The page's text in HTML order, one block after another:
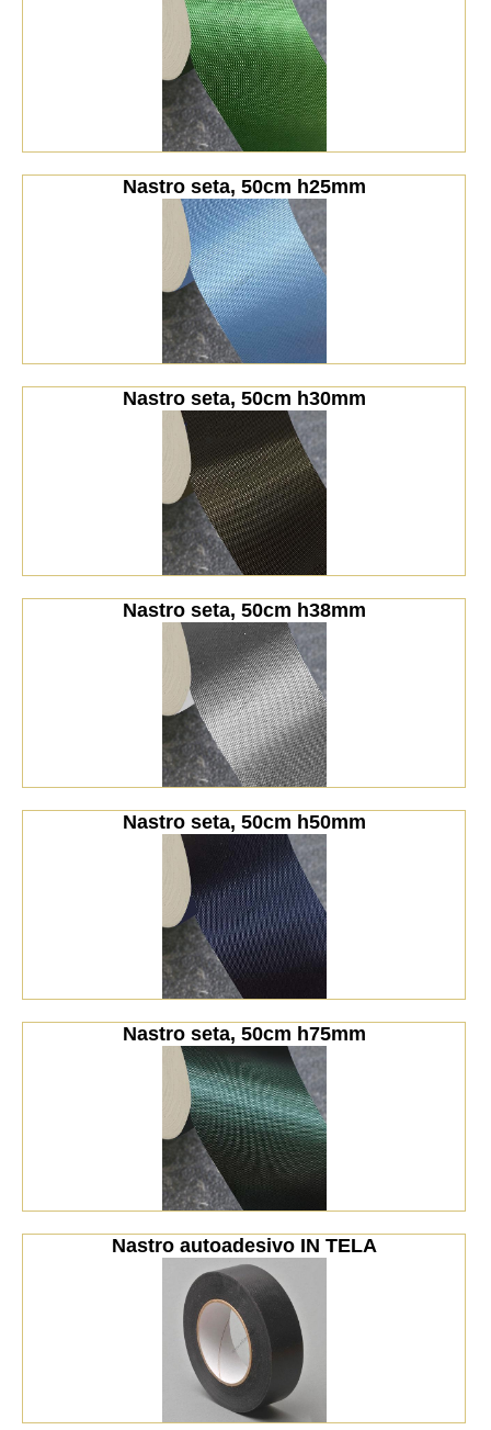
Nastro seta, 50cm h25mm
Nastro seta, 50cm h30mm
Nastro seta, 50cm h38mm
Nastro seta, 50cm h50mm
Nastro seta, 50cm h75mm
Nastro autoadesivo IN TELA